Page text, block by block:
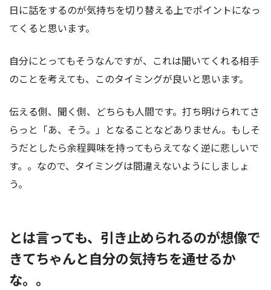
日に話をするのが気持ちを切り替える上でポイントになっ
てくると思います。
自分にとってもそうなんですが、これは聞いてくれる相手
のことを考えても、このタイミングが良いと思います。
伝える側、聞く側、どちらも人間です。打ち明けられてさ
らっと「あ、そう。」となることなどありません。もしそ
うだとしたら余程興味を持ってもらえてなく逆に悲しいで
す。。なので、タイミングは間違えないようにしましょ
う。
とは言っても、引き止められるのが想像で
きてちゃんと自分の気持ちを通せるか
な。。